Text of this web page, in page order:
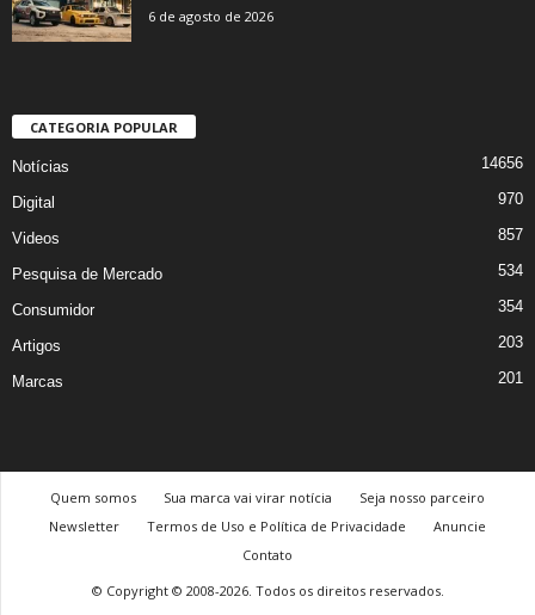
6 de agosto de 2026
CATEGORIA POPULAR
Notícias 14656
Digital 970
Videos 857
Pesquisa de Mercado 534
Consumidor 354
Artigos 203
Marcas 201
Quem somos Sua marca vai virar notícia
Seja nosso parceiro
Newsletter
Termos de Uso e Política de Privacidade
Anuncie
Contato
© Copyright © 2008-2026. Todos os direitos reservados.